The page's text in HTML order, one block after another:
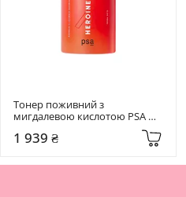
Тонер поживний з
мигдалевою кислотою PSA
Licorice Superfood Glow Toner
1 939 ₴